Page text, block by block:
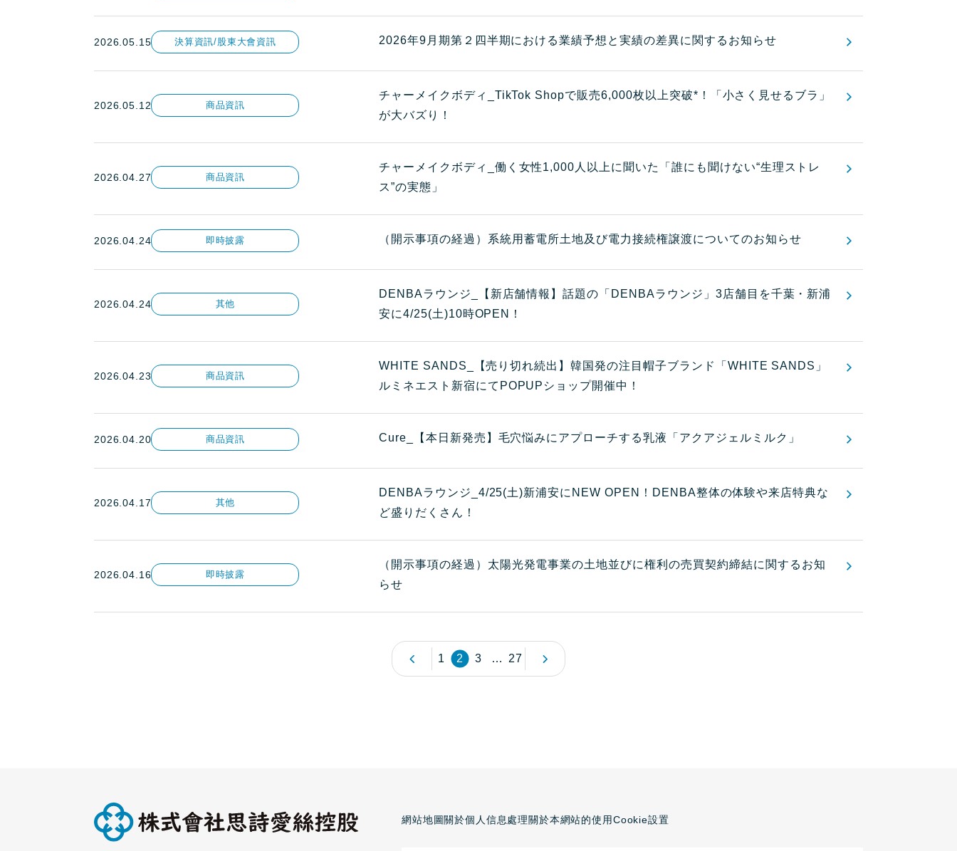
2026.05.15 決算資訊/股東大會資訊 2026年9月期第２四半期における業績予想と実績の差異に関するお知らせ
2026.05.12 商品資訊
チャーメイクボディ_TikTok Shopで販売6,000枚以上突破*！「小さく見せるブラ」
が大バズり！
2026.04.27 商品資訊
チャーメイクボディ_働く女性1,000人以上に聞いた「誰にも聞けない“生理ストレ
ス”の実態」
2026.04.24 即時披露 （開示事項の経過）系統用蓄電所土地及び電力接続権譲渡についてのお知らせ
2026.04.24 其他
DENBAラウンジ_【新店舗情報】話題の「DENBAラウンジ」3店舗目を千葉・新浦
安に4/25(土)10時OPEN！
2026.04.23 商品資訊
WHITE SANDS_【売り切れ続出】韓国発の注目帽子ブランド「WHITE SANDS」
ルミネエスト新宿にてPOPUPショップ開催中！
2026.04.20 商品資訊 Cure_【本日新発売】毛穴悩みにアプローチする乳液「アクアジェルミルク」
2026.04.17 其他
DENBAラウンジ_4/25(土)新浦安にNEW OPEN！DENBA整体の体験や来店特典な
ど盛りだくさん！
2026.04.16 即時披露
（開示事項の経過）太陽光発電事業の土地並びに権利の売買契約締結に関するお知
らせ
1 2 3 … 27
網站地圖關於個人信息處理關於本網站的使用Cookie設置